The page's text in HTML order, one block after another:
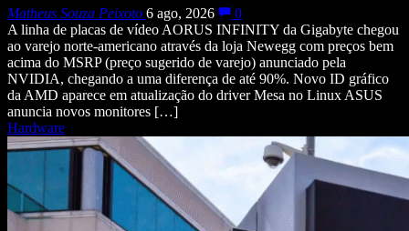
Matheus Souza Peixoto 6 ago, 2026
0
A linha de placas de vídeo AORUS INFINITY da Gigabyte chegou
ao varejo norte-americano através da loja Newegg com preços bem
acima do MSRP (preço sugerido de varejo) anunciado pela
NVIDIA, chegando a uma diferença de até 90%. Novo ID gráfico
da AMD aparece em atualização do driver Mesa no Linux ASUS
anuncia novos monitores […]
Hardware